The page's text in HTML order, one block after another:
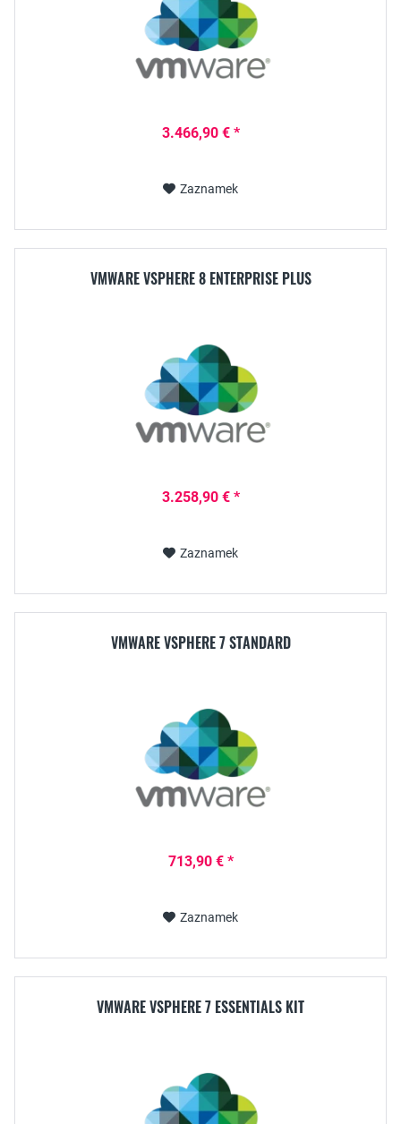
3.466,90 € *
Zaznamek
VMWARE VSPHERE 8 ENTERPRISE PLUS
3.258,90 € *
Zaznamek
VMWARE VSPHERE 7 STANDARD
713,90 € *
Zaznamek
VMWARE VSPHERE 7 ESSENTIALS KIT